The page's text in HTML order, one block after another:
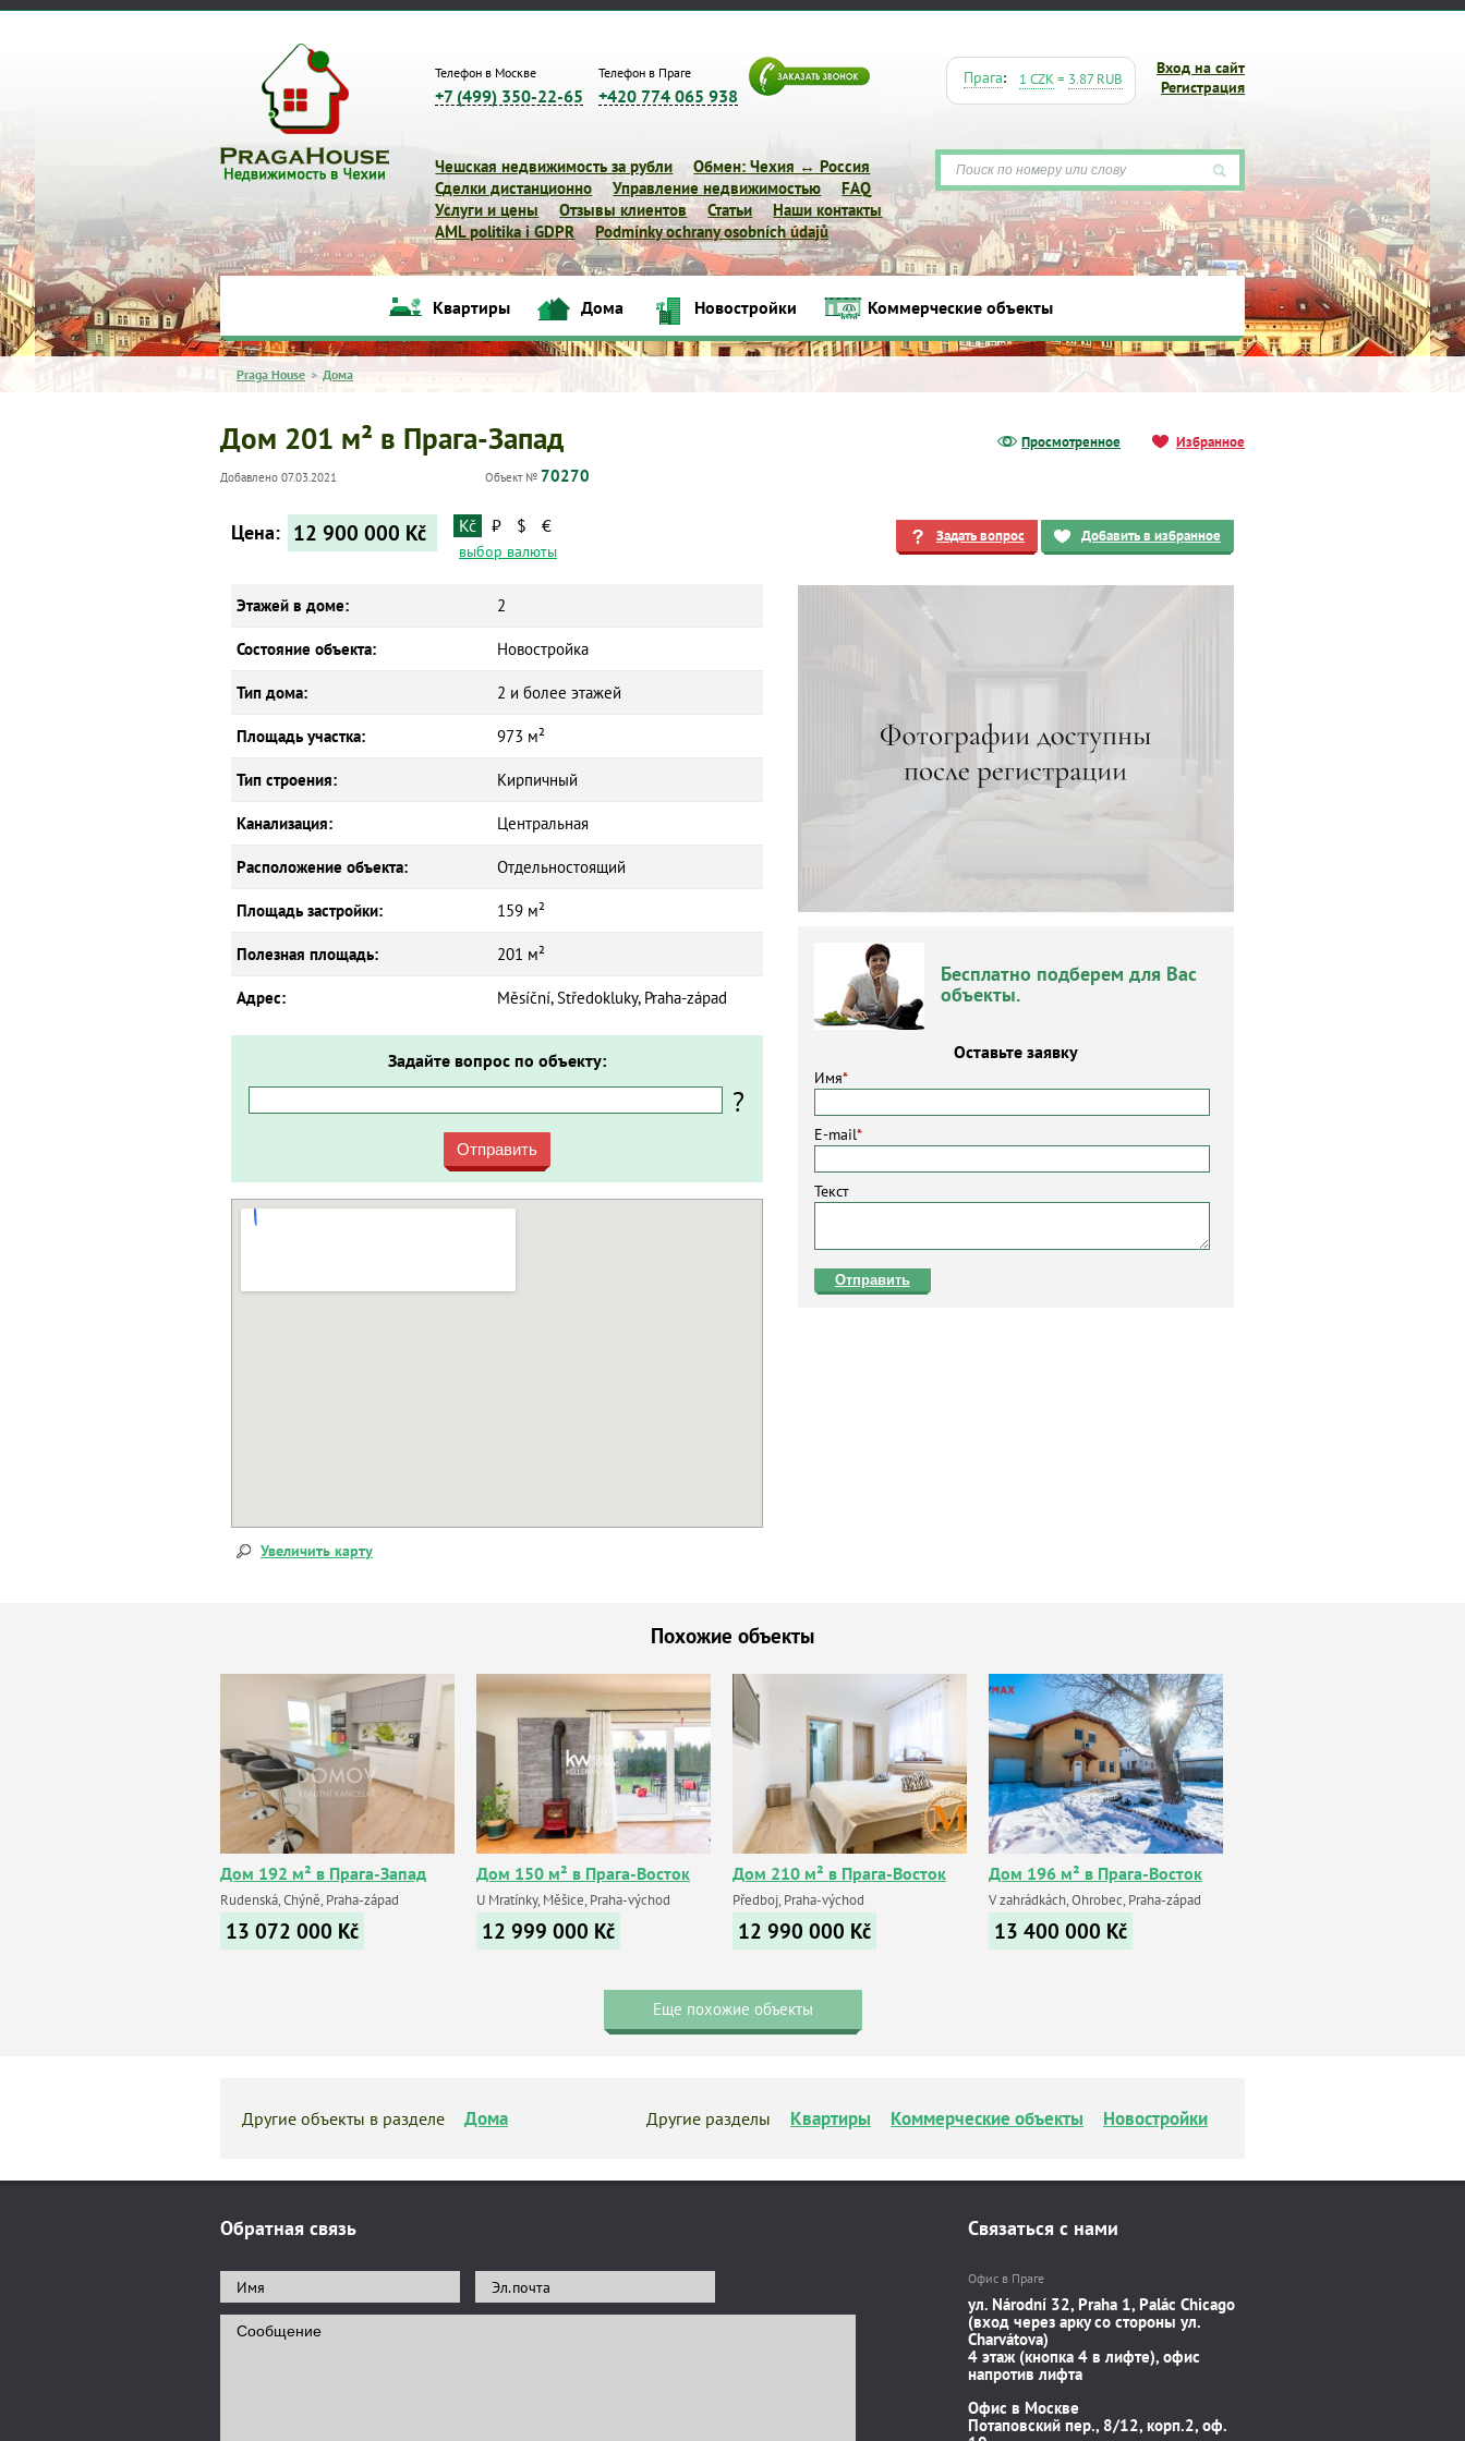
Телефон в Москве
+7 (499) 350-22-65
Телефон в Праге
+420 774 065 938
Вход на сайт
Регистрация
Прага: 1 CZK= 3.87 RUB
Чешская недвижимость за рубли
Обмен: Чехия ↔ Россия
Сделки дистанционно
Управление недвижимостью
FAQ
Услуги и цены
Отзывы клиентов Статьи
Наши контакты
AML politika i GDPR
Podmínky ochrany osobních údajů
Квартиры
Квартиры Дома Новостройки Коммерческие объекты
Praga House > Дома
Просмотренное Избранное
Дом 201 м² в Прага-Запад
Добавлено 07.03.2021 Объект № 70270
Задать вопрос Добавить в избранное
Бесплатно подберем для Вас
объекты.
Оставьте заявку
Имя*
E-mail*
Текст
Отправить
Цена: 12 900 000 Kč Kč ₽ $ €
выбор валюты
Этажей в доме: 2
Состояние объекта: Новостройка
Тип дома: 2 и более этажей
Площадь участка: 973 м²
Тип строения: Кирпичный
Канализация: Центральная
Расположение объекта: Отдельностоящий
Площадь застройки: 159 м²
Полезная площадь: 201 м²
Адрес: Měsíční, Středokluky, Praha-západ
Задайте вопрос по объекту:
?
Отправить
Увеличить карту
Похожие объекты
Дом 192 м² в Прага-Запад
Rudenská, Chýně, Praha-západ
13 072 000 Kč
Дом 150 м² в Прага-Восток
U Mratínky, Měšice, Praha-východ
12 999 000 Kč
Дом 210 м² в Прага-Восток
Předboj, Praha-východ
12 990 000 Kč
Дом 196 м² в Прага-Восток
V zahrádkách, Ohrobec, Praha-západ
13 400 000 Kč
Еще похожие объекты
Другие объекты в разделе Дома Другие разделы Квартиры Коммерческие объекты Новостройки
Обратная связь Связаться с нами
Офис в Праге
ул. Národní 32, Praha 1, Palác Chicago
(вход через арку со стороны ул.
Charvátova)
4 этаж (кнопка 4 в лифте), офис
напротив лифта
Офис в Москве
Потаповский пер., 8/12, корп.2, оф.